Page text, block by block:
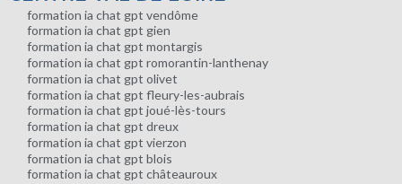
formation ia chat gpt vendôme
formation ia chat gpt gien
formation ia chat gpt montargis
formation ia chat gpt romorantin-lanthenay
formation ia chat gpt olivet
formation ia chat gpt fleury-les-aubrais
formation ia chat gpt joué-lès-tours
formation ia chat gpt dreux
formation ia chat gpt vierzon
formation ia chat gpt blois
formation ia chat gpt châteauroux